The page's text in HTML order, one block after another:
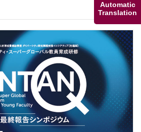
Automatic
Translation